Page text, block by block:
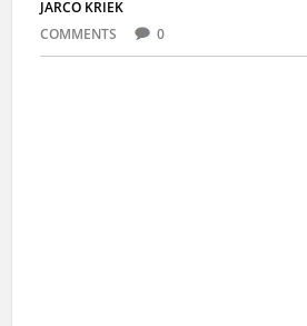
JARCO KRIEK
COMMENTS
0